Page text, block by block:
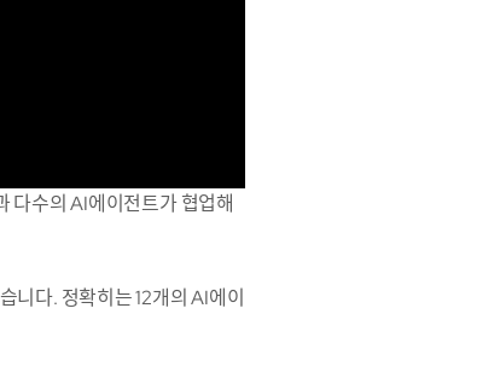
다수의 AI에이전트가 협업해
니다. 정확히는 12개의 AI에이